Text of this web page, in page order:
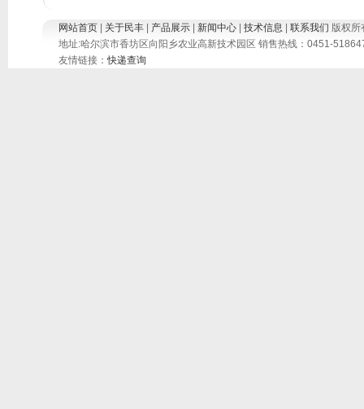
网站首页 关于民丰 产品展示 新闻中心 技术信息 联系我们 版权
地址:哈尔滨市香坊区向阳乡农业高新技术园区 销售热线：0451-
友情链接：快递查询